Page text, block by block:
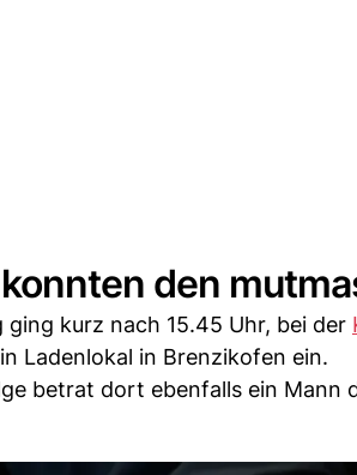
den
ging kurz nach 15.45 Uhr, bei der
Ladenlokal in Brenzikofen ein.
betrat dort ebenfalls ein Mann